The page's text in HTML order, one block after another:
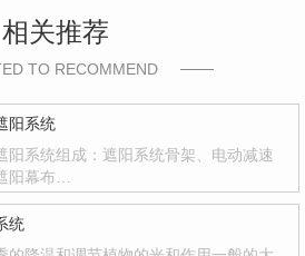
相关推荐
TO RECOMMEND
阳系统
阳系统组成：遮阳系统骨架、电动减速
阳幕布…
统